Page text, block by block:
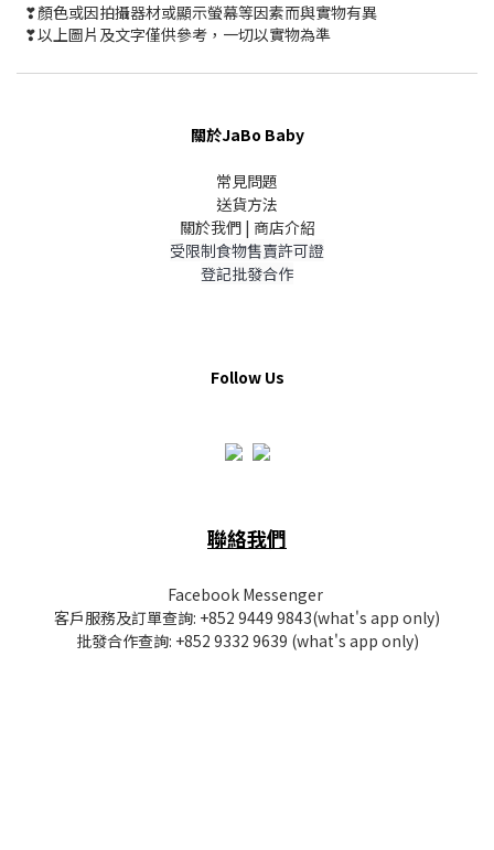
❣顏色或因拍攝器材或顯示螢幕等因素而與實物有異
❣以上圖片及文字僅供參考，一切以實物為準
關於JaBo Baby
常見問題
送貨方法
關於我們 | 商店介紹
受限制食物售賣許可證
登記批發合作
Follow Us
聯絡我們
Facebook Messenger
客戶服務及訂單查詢: +852 9449 9843(what's app only)
批發合作查詢: +852 9332 9639 (what's app only)